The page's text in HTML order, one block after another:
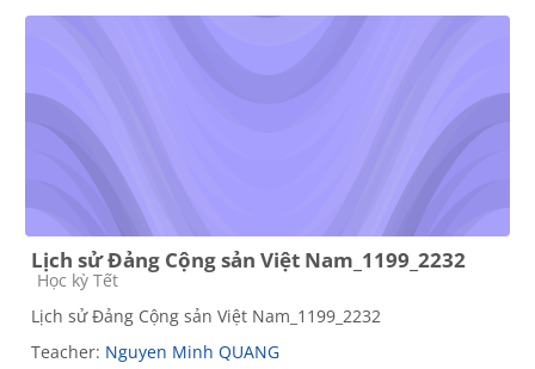
Lịch sử Đảng Cộng sản Việt Nam_1199_2232
Course category
Học kỳ Tết
Lịch sử Đảng Cộng sản Việt Nam_1199_2232
Teacher: Nguyen Minh QUANG